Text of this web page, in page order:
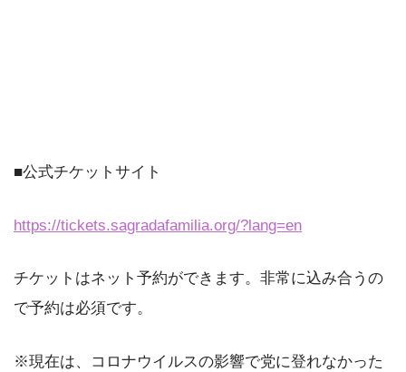
■公式チケットサイト
https://tickets.sagradafamilia.org/?lang=en
チケットはネット予約ができます。非常に込み合うの
で予約は必須です。
※現在は、コロナウイルスの影響で党に登れなかった